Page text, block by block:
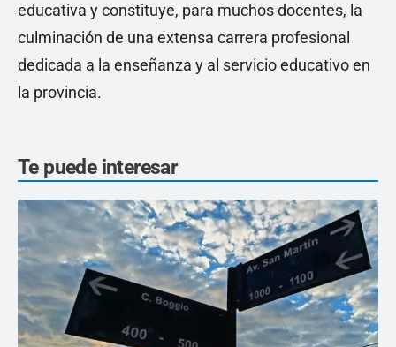
educativa y constituye, para muchos docentes, la
culminación de una extensa carrera profesional
dedicada a la enseñanza y al servicio educativo en
la provincia.
Te puede interesar